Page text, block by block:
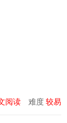
阅读 难度 较易